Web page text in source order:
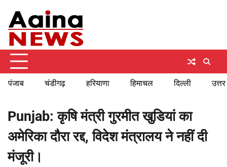
content
पंजाब चंडीगढ़ हरियाणा हिमाचल दिल्ली
Punjab: कृषि मंत्री गुरमीत खुडियां का
अमेरिका दौरा रद्द, विदेश मंत्रालय ने नहीं दी
मंजूरी।